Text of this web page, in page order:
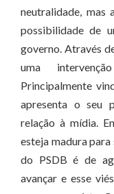
neutralidade, mas
possibilidade de
governo. Através
uma
Principalmente
apresenta o seu
relação à mídia.
esteja madura
do PSDB é de
avançar e esse